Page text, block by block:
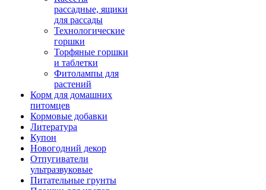
рассадные, ящики
для рассады
Технологические
горшки
Торфяные горшки
и таблетки
Фитолампы для
растений
Корм для домашних
питомцев
Кормовые добавки
Литература
Купон
Новогодний декор
Отпугиватели
ультразвуковые
Питательные грунты